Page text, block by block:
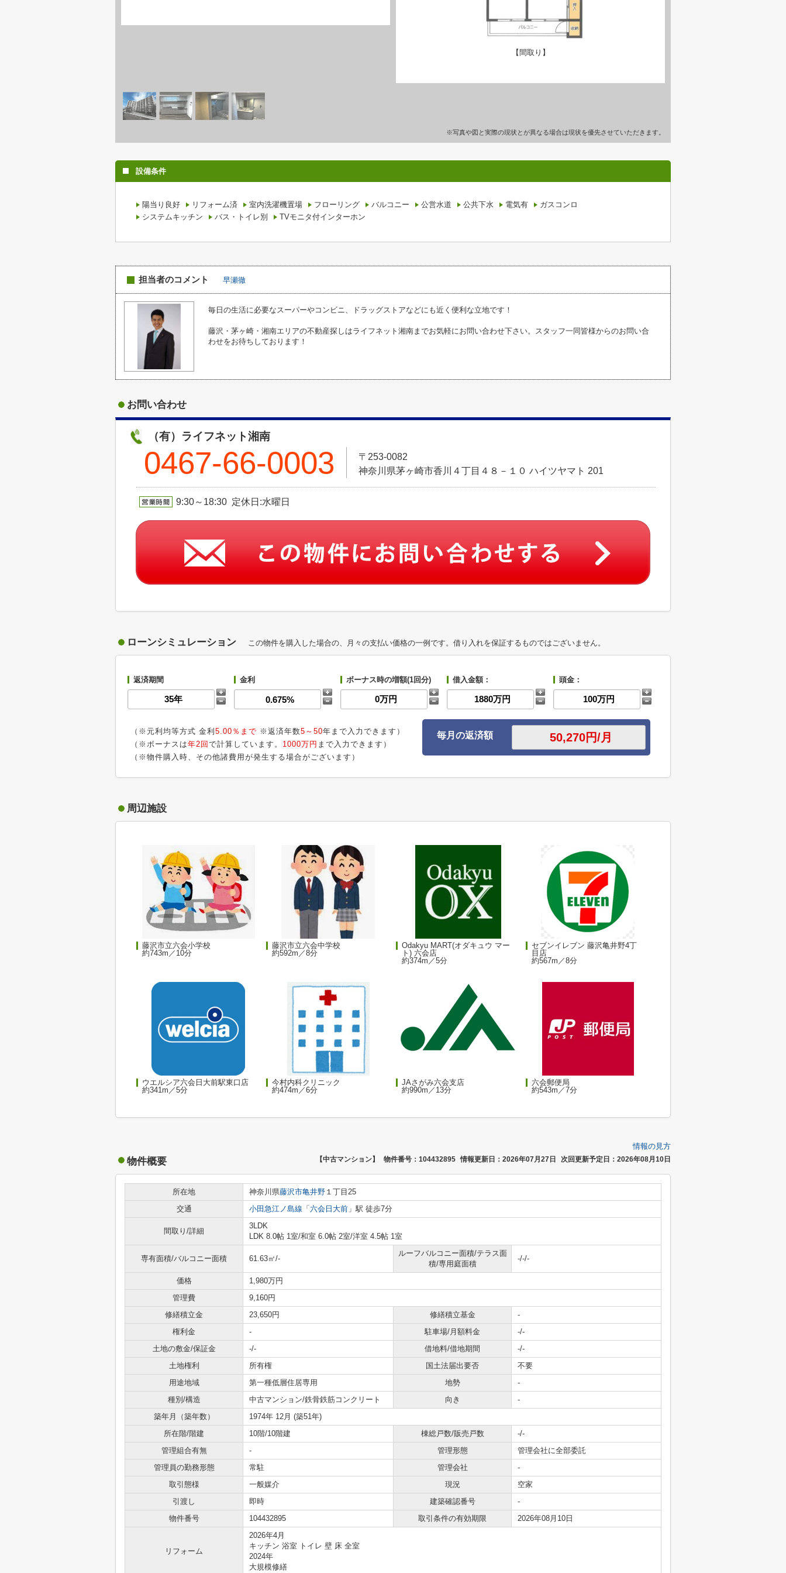
【間取り】
※写真や図と実際の現状とが異なる場合は現状を優先させていただきます。
設備条件
陽当り良好 リフォーム済 室内洗濯機置場 フローリング バルコニー 公営水道 公共下水 電気有
ガスコンロ
システムキッチン
バス・トイレ別 TVモニタ付インターホン
担当者のコメント 早瀬徹
毎日の生活に必要なスーパーやコンビニ、ドラッグストアなどにも近く便利な立地です！
藤沢・茅ヶ崎・湘南エリアの不動産探しはライフネット湘南までお気軽にお問い合わせ下さい。スタッフ一同皆様からのお問い合
わせをお待ちしております！
お問い合わせ
（有）ライフネット湘南
0467-66-0003
〒253-0082
神奈川県茅ヶ崎市香川４丁目４８－１０ ハイツヤマト 201
9:30～18:30 定休日:水曜日
ローンシミュレーション この物件を購入した場合の、月々の支払い価格の一例です。借り入れを保証するものではございません。
返済期間 金利 ボーナス時の増額(1回分) 借入金額： 頭金：
（※元利均等方式 金利 5.00％まで ※返済年数5～50年まで入力できます）
（※ボーナスは年2回 で計算しています。 1000万円 まで入力できます）
（※物件購入時、その他諸費用が発生する場合がございます）
毎月の返済額
周辺施設
藤沢市立六会小学校
約743m／10分
藤沢市立六会中学校
約592m／8分
Odakyu MART(オダキュウ マー
ト) 六会店
約374m／5分
セブンイレブン 藤沢亀井野4丁
目店
約567m／8分
ウエルシア六会日大前駅東口店
約341m／5分
今村内科クリニック
約474m／6分
JAさがみ六会支店
約990m／13分
六会郵便局
約543m／7分
情報の見方
物件概要 【中古マンション】 物件番号：104432895 情報更新日：2026年07月27日 次回更新予定日：2026年08月10日
所在地 神奈川県藤沢市亀井野 １丁目25
交通
小田急江ノ島線 「 六会日大前 」駅 徒歩7分
間取り/詳細
3LDK
LDK 8.0帖 1室/和室 6.0帖 2室/洋室 4.5帖 1室
専有面積/バルコニー面積 61.63㎡/-
ルーフバルコニー面積/テラス面
積/専用庭面積
-/-/-
価格
1,980万円
管理費
9,160円
修繕積立金
23,650円 修繕積立基金
-
権利金
- 駐車場/月額料金
-/-
土地の敷金/保証金
-/- 借地料/借地期間
-/-
土地権利
所有権 国土法届出要否
不要
用途地域
第一種低層住居専用 地勢
-
種別/構造
中古マンション/鉄骨鉄筋コンクリート 向き
-
築年月（築年数）
1974年 12月 (築51年)
所在階/階建
10階/10階建 棟総戸数/販売戸数
-/-
管理組合有無
- 管理形態
管理会社に全部委託
管理員の勤務形態
常駐 管理会社
-
取引態様
一般媒介 現況
空家
引渡し
即時 建築確認番号
-
物件番号
104432895 取引条件の有効期限 2026年08月10日
リフォーム
2026年4月
キッチン 浴室 トイレ 壁 床 全室
2024年
大規模修繕